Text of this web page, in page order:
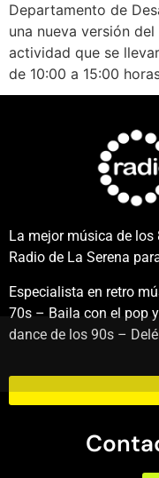
Departamento de
una nueva versión del
actividad que se
de 10:00 a 15:00
La mejor música de los
Radio de La Serena
Especialista en retro
70s – Baila con el pop
dance de los 90s –